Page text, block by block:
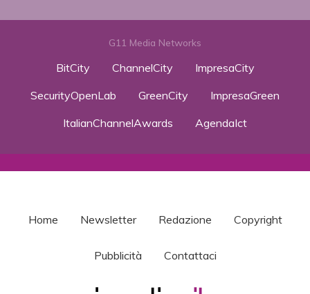
G11 Media Networks
BitCity ChannelCity
ImpresaCity
SecurityOpenLab
GreenCity
ImpresaGreen
ItalianChannelAwards
AgendaIct
Home Newsletter Redazione Copyright
Pubblicità Contattaci